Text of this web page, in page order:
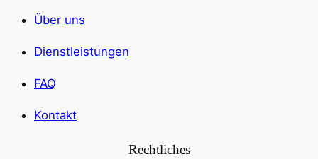
Über uns
Dienstleistungen
FAQ
Kontakt
Rechtliches